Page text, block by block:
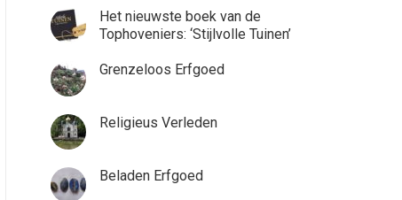
Het nieuwste boek van de
Tophoveniers: ‘Stijlvolle Tuinen’
Grenzeloos Erfgoed
Religieus Verleden
Beladen Erfgoed